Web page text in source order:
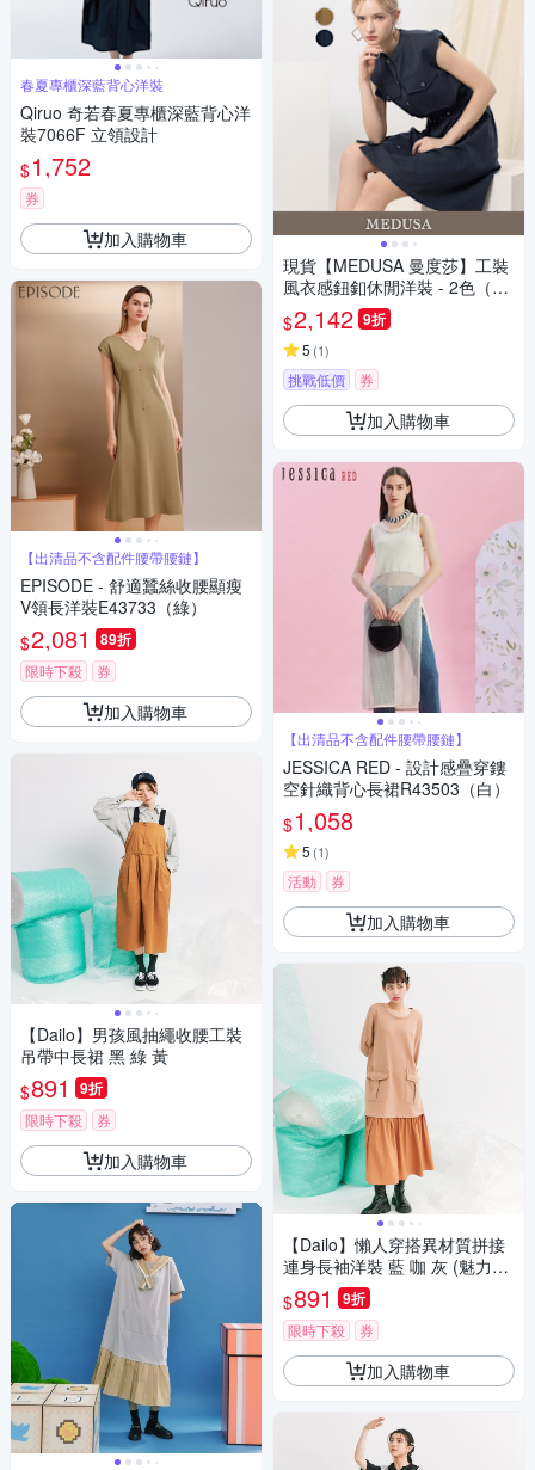
春夏專櫃深藍背心洋裝
Qiruo 奇若春夏專櫃深藍背心洋
裝7066F 立領設計
$1,752
券
加入購物車
【出清品不含配件腰帶腰鏈】
EPISODE - 舒適蠶絲收腰顯瘦
V領長洋裝E43733（綠）
$2,081 89折
限時下殺 券
加入購物車
【Dailo】男孩風抽繩收腰工裝
吊帶中長裙 黑 綠 黃
$891 9折
限時下殺 券
加入購物車
現貨【MEDUSA 曼度莎】工裝
風衣感鈕釦休閒洋裝 - 2色（M-
XL）｜休閒洋裝 腰帶洋裝 短洋
裝
$2,142 9折
5 (1)
挑戰低價 券
加入購物車
【出清品不含配件腰帶腰鏈】
JESSICA RED - 設計感疊穿鏤
空針織背心長裙R43503（白）
$1,058
5 (1)
活動 券
加入購物車
【Dailo】懶人穿搭異材質拼接
連身長袖洋裝 藍 咖 灰 (魅力商
品)
$891 9折
限時下殺 券
加入購物車